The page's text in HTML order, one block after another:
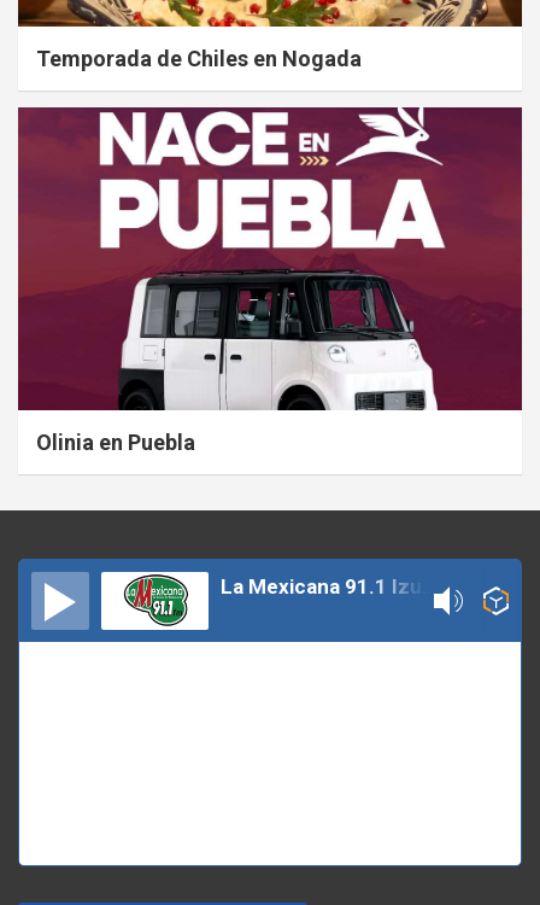
Temporada de Chiles en Nogada
Olinia en Puebla